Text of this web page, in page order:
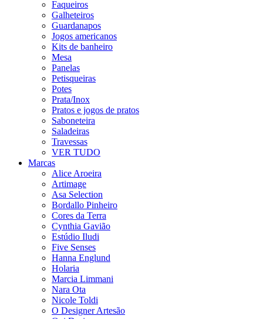
Faqueiros
Galheteiros
Guardanapos
Jogos americanos
Kits de banheiro
Mesa
Panelas
Petisqueiras
Potes
Prata/Inox
Pratos e jogos de pratos
Saboneteira
Saladeiras
Travessas
VER TUDO
Marcas
Alice Aroeira
Artimage
Asa Selection
Bordallo Pinheiro
Cores da Terra
Cynthia Gavião
Estúdio Iludi
Five Senses
Hanna Englund
Holaria
Marcia Limmani
Nara Ota
Nicole Toldi
O Designer Artesão